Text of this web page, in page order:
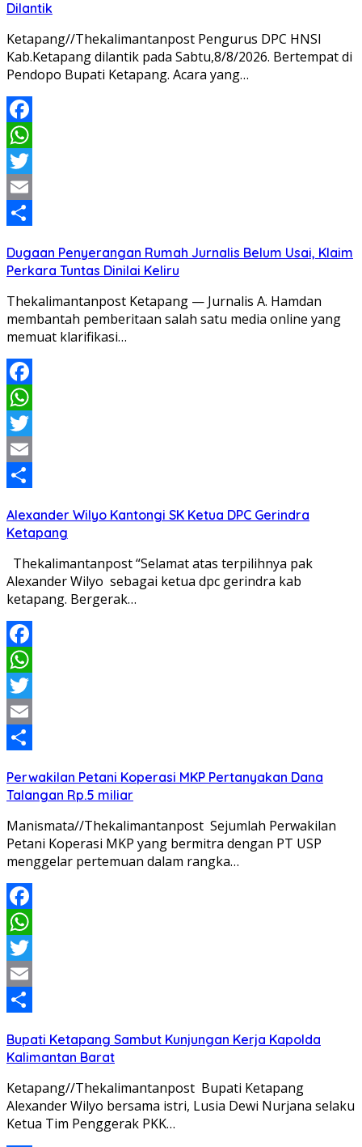
Dilantik
Ketapang//Thekalimantanpost Pengurus DPC HNSI
Kab.Ketapang dilantik pada Sabtu,8/8/2026. Bertempat di
Pendopo Bupati Ketapang. Acara yang…
Facebook
WhatsApp
Twitter
Email
Dugaan Penyerangan Rumah Jurnalis Belum Usai, Klaim
Perkara Tuntas Dinilai Keliru
Thekalimantanpost Ketapang — Jurnalis A. Hamdan
membantah pemberitaan salah satu media online yang
memuat klarifikasi…
Facebook
WhatsApp
Twitter
Email
Alexander Wilyo Kantongi SK Ketua DPC Gerindra
Ketapang
Thekalimantanpost “Selamat atas terpilihnya pak
Alexander Wilyo sebagai ketua dpc gerindra kab
ketapang. Bergerak…
Facebook
WhatsApp
Twitter
Email
Perwakilan Petani Koperasi MKP Pertanyakan Dana
Talangan Rp.5 miliar
Manismata//Thekalimantanpost Sejumlah Perwakilan
Petani Koperasi MKP yang bermitra dengan PT USP
menggelar pertemuan dalam rangka…
Facebook
WhatsApp
Twitter
Email
Bupati Ketapang Sambut Kunjungan Kerja Kapolda
Kalimantan Barat
Ketapang//Thekalimantanpost Bupati Ketapang
Alexander Wilyo bersama istri, Lusia Dewi Nurjana selaku
Ketua Tim Penggerak PKK…